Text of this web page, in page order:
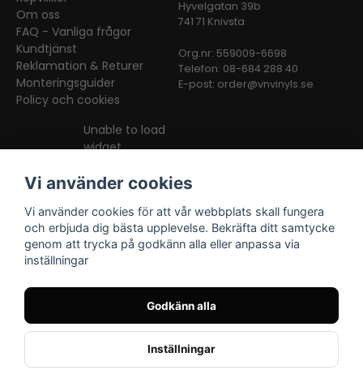
Om oss
FAQ - Vanliga frågor
Kundtjänst
Reklamation & Returer
Monteringsguider
Policy och cookies
Hyvelgatan 39b
741 71 Knivsta
Org.nr: 559009-6698
Telefon: 08-684 288 40
E-post: order@vnvinyls.se
Unable to load
widget
Vi använder cookies
Vi använder cookies för att vår webbplats skall fungera
och erbjuda dig bästa upplevelse. Bekräfta ditt samtycke
genom att trycka på godkänn alla eller anpassa via
inställningar
Godkänn alla
Inställningar